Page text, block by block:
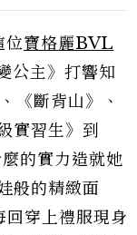
位寶格麗BVL
公主》打響知
《斷背山》、
實習生》到
的實力造就她
般的精緻面
回穿上禮服現身